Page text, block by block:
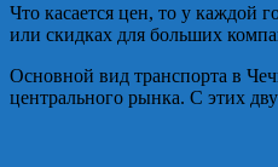
Что касается цен, то у каждой
или скидках для больших
Основной вид транспорта в
центрального рынка. С этих